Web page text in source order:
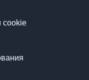
cookie